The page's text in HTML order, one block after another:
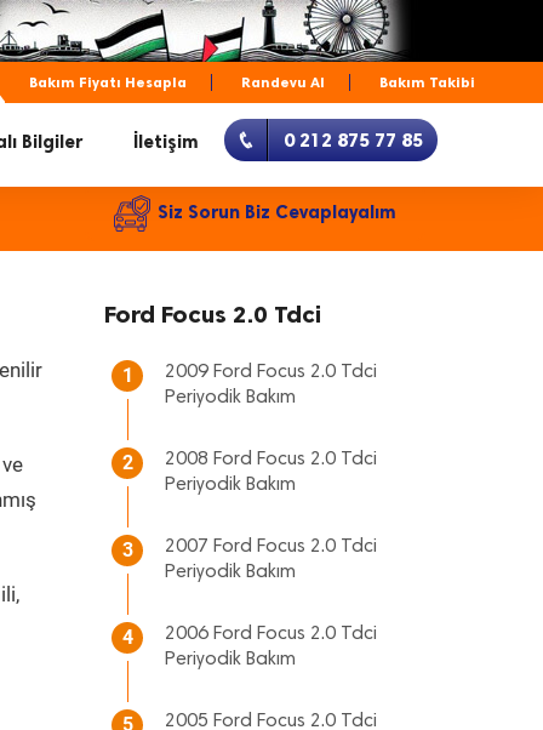
Bakım Fiyatı Hesapla Randevu Al Bakım Takibi
Bilgiler İletişim 0 212 875 77 85
Siz Sorun Biz Cevaplayalım
Ford Focus 2.0 Tdci
1
2009 Ford Focus 2.0 Tdci
Periyodik Bakım
2
2008 Ford Focus 2.0 Tdci
Periyodik Bakım
3
2007 Ford Focus 2.0 Tdci
Periyodik Bakım
4
2006 Ford Focus 2.0 Tdci
Periyodik Bakım
5
2005 Ford Focus 2.0 Tdci